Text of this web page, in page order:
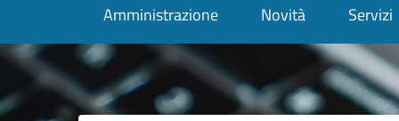
Amministrazione Novità Servizi